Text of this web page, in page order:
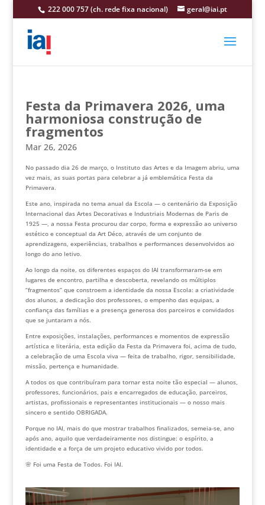
222 000 757 (ch. rede fixa nacional) geral@iai.pt
Festa da Primavera 2026, uma
harmoniosa construção de
fragmentos
Mar 26, 2026
No passado dia 26 de março, o Instituto das Artes e da Imagem abriu, uma
vez mais, as suas portas para celebrar a já emblemática Festa da
Primavera.
Este ano, inspirada no tema anual da Escola — o centenário da Exposição
Internacional das Artes Decorativas e Industriais Modernas de Paris de
1925 —, a nossa Festa procurou dar corpo, forma e expressão ao universo
estético e conceptual da Art Déco, através de um conjunto de
aprendizagens, experiências, trabalhos e performances desenvolvidos ao
longo do ano letivo.
Ao longo da noite, os diferentes espaços do IAI transformaram-se em
lugares de encontro, partilha e descoberta, revelando os múltiplos
“fragmentos” que constroem a identidade da nossa Escola: a criatividade
dos alunos, a dedicação dos professores, o empenho das equipas, a
confiança das famílias e a presença generosa dos parceiros e convidados
que se juntaram a nós.
Entre exposições, instalações, performances e momentos de expressão
artística e literária, esta edição da Festa da Primavera foi, acima de tudo,
a celebração de uma Escola viva — feita de trabalho, rigor, sensibilidade,
missão, pertença e humanidade.
A todos os que contribuíram para tornar esta noite tão especial — alunos,
professores, funcionários, pais e encarregados de educação, parceiros,
artistas, profissionais e representantes institucionais — o nosso mais
sincero e sentido OBRIGADA.
Porque no IAI, mais do que mostrar trabalhos finalizados, semeia-se, ano
após ano, aquilo que verdadeiramente nos distingue: o espírito, a
identidade e a força de um projeto educativo vivido por todos.
🌸 Foi uma Festa de Todos. Foi IAI.